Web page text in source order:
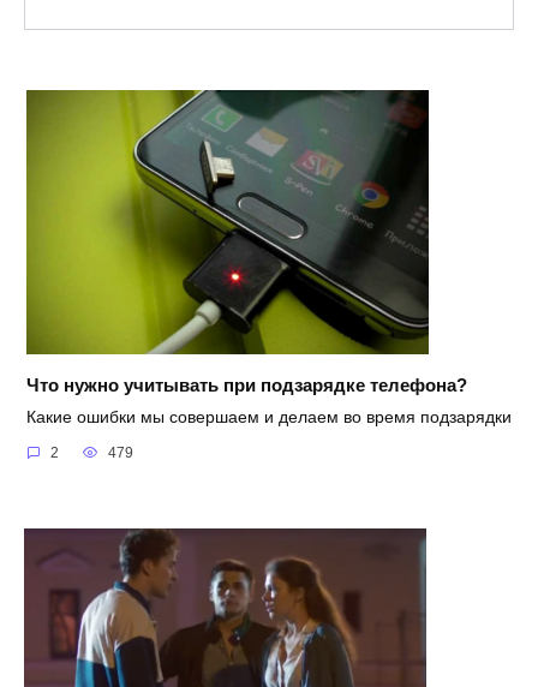
Что нужно учитывать при подзарядке телефона?
Какие ошибки мы совершаем и делаем во время подзарядки
2 479